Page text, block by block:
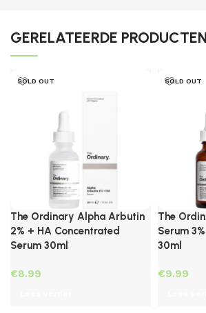
GERELATEERDE PRODUCTEN
SOLD OUT
The Ordinary Alpha Arbutin
2% + HA Concentrated
Serum 30ml
€
SOLD OUT
The
Serum
30ml
€